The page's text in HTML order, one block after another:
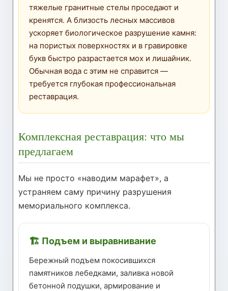
тяжелые гранитные стелы проседают и
кренятся. А близость лесных массивов
ускоряет биологическое разрушение камня:
на пористых поверхностях и в гравировке
букв быстро разрастается мох и лишайник.
Обычная вода с этим не справится —
требуется глубокая профессиональная
реставрация.
Комплексная реставрация: что мы
предлагаем
Мы не просто «наводим марафет», а
устраняем саму причину разрушения
мемориального комплекса.
🏗️ Подъем и выравнивание
Бережный подъем покосившихся
памятников лебедками, заливка новой
бетонной подушки, армирование и